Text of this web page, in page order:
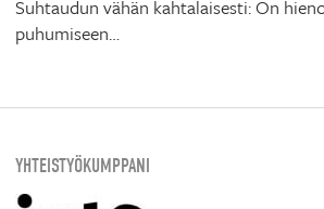
Suhtaudun vähän kahtalaisesti: On
puhumiseen…
YHTEISTYÖKUMPPANI